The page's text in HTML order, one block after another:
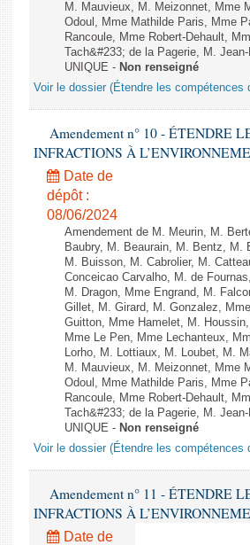
M. Mauvieux, M. Meizonnet, Mme
Odoul, Mme Mathilde Paris, Mme
Rancoule, Mme Robert-Dehault,
Tach&#233; de la Pagerie, M.
UNIQUE - Non renseigné
Voir le dossier (Étendre les compétences
Amendement n° 10 - ÉTENDRE
INFRACTIONS À
Date de
dépôt :
08/06/2024
Amendement de M. Meurin, M.
Baubry, M. Beaurain, M. Bentz,
M. Buisson, M. Cabrolier, M.
Conceicao Carvalho, M. de
M. Dragon, Mme Engrand, M.
Gillet, M. Girard, M. Gonzalez,
Guitton, Mme Hamelet, M.
Mme Le Pen, Mme Lechanteux,
Lorho, M. Lottiaux, M. Loubet, M.
M. Mauvieux, M. Meizonnet, Mme
Odoul, Mme Mathilde Paris, Mme
Rancoule, Mme Robert-Dehault,
Tach&#233; de la Pagerie, M.
UNIQUE - Non renseigné
Voir le dossier (Étendre les compétences
Amendement n° 11 - ÉTENDRE
INFRACTIONS À
Date de